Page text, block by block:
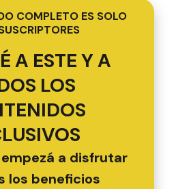
COMPLETO ES SOLO
A ESTE Y A
LOS
a disfrutar
los beneficios